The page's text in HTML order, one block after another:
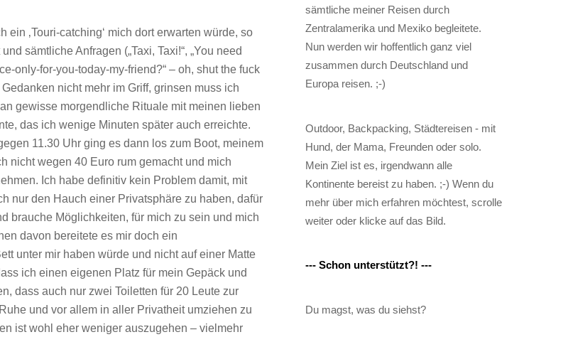
‚Touri-catching‘ mich dort erwarten würde, so
sämtliche Anfragen („Taxi, Taxi!“, „You need
only-for-you-today-my-friend?“ – oh, shut the fuck
nicht mehr im Griff, grinsen muss ich
gewisse morgendliche Rituale mit meinen lieben
das ich wenige Minuten später auch erreichte.
11.30 Uhr ging es dann los zum Boot, meinem
nicht wegen 40 Euro rum gemacht und mich
Ich habe definitiv kein Problem damit, mit
nur den Hauch einer Privatsphäre zu haben, dafür
brauche Möglichkeiten, für mich zu sein und mich
davon bereitete es mir doch ein
unter mir haben würde und nicht auf einer Matte
ich einen eigenen Platz für mein Gepäck und
dass auch nur zwei Toiletten für 20 Leute zur
und vor allem in aller Privatheit umziehen zu
ist wohl eher weniger auszugehen – vielmehr
sämtliche meiner Reisen durch
Zentralamerika und Mexiko begleitete.
Nun werden wir hoffentlich ganz viel
zusammen durch Deutschland und
Europa reisen. ;-)
Outdoor, Backpacking, Städtereisen - mit
Hund, der Mama, Freunden oder solo.
Mein Ziel ist es, irgendwann alle
Kontinente bereist zu haben. ;-) Wenn du
mehr über mich erfahren möchtest, scrolle
weiter oder klicke auf das Bild.
--- Schon unterstützt?! ---
Du magst, was du siehst?